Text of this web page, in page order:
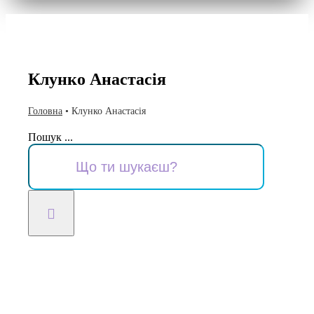
Клунко Анастасія
Головна• Клунко Анастасія
Пошук ...